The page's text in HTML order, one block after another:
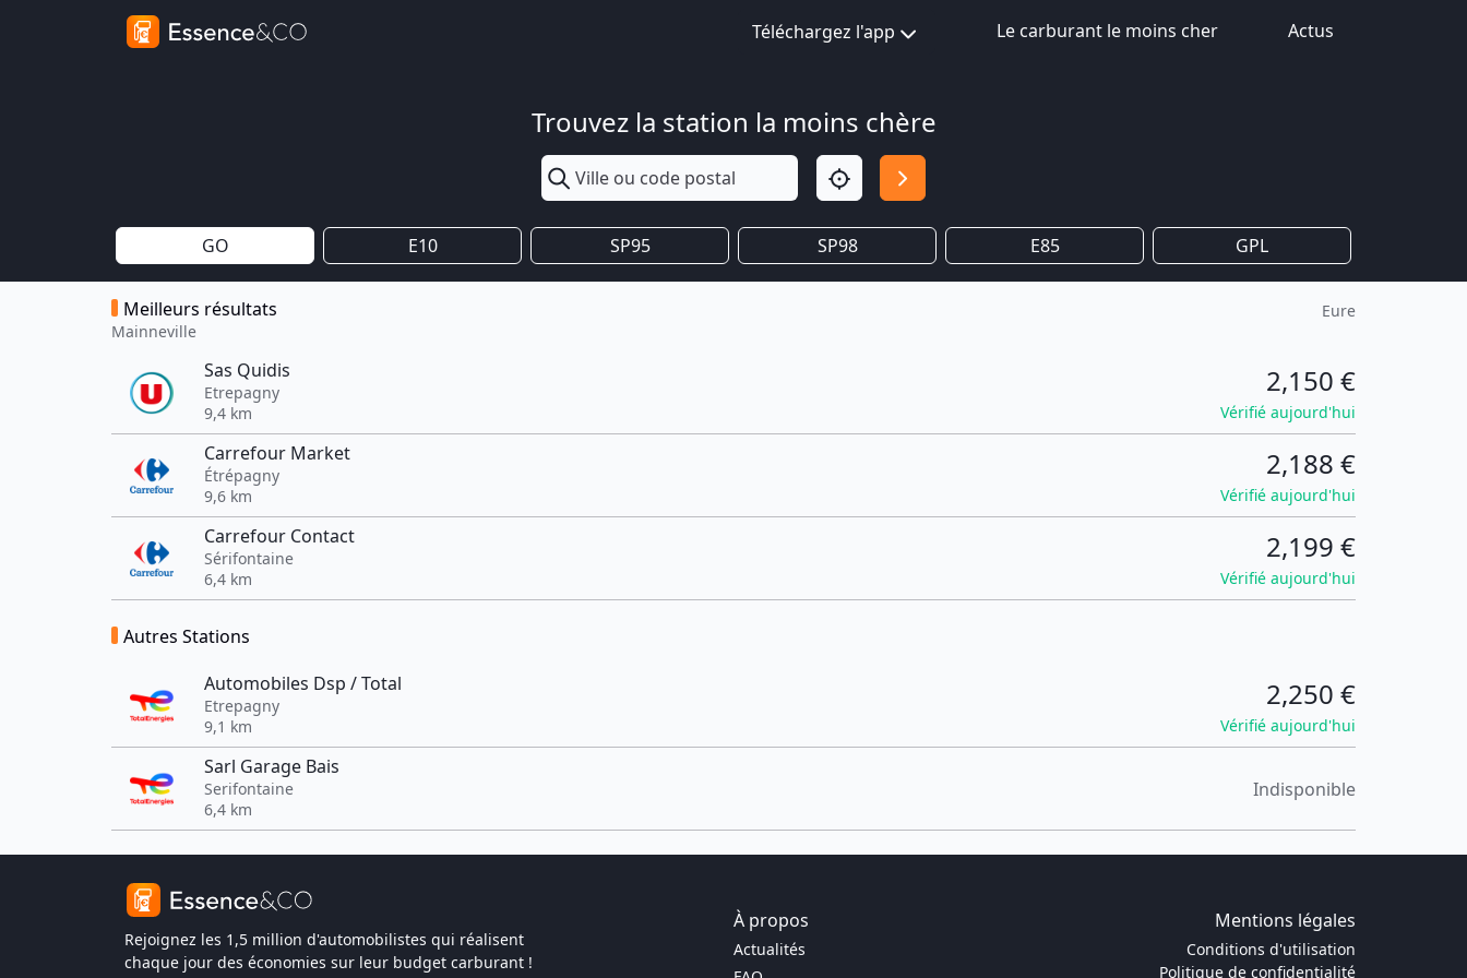
Téléchargez l'app Le carburant le moins cher Actus
Trouvez la station la moins chère
GO E10 SP95 SP98 E85 GPL
Meilleurs résultats
Mainneville
Eure
Sas Quidis
Etrepagny
9,4 km
2,150 €
Vérifié aujourd'hui
Carrefour Market
Étrépagny
9,6 km
2,188 €
Vérifié aujourd'hui
Carrefour Contact
Sérifontaine
6,4 km
2,199 €
Vérifié aujourd'hui
Autres Stations
Automobiles Dsp / Total
Etrepagny
9,1 km
2,250 €
Vérifié aujourd'hui
Sarl Garage Bais
Serifontaine
6,4 km
Indisponible
Rejoignez les 1,5 million d'automobilistes qui réalisent
chaque jour des économies sur leur budget carburant !
À propos Mentions légales
Actualités
Conditions d'utilisation
Politique de confidentialité